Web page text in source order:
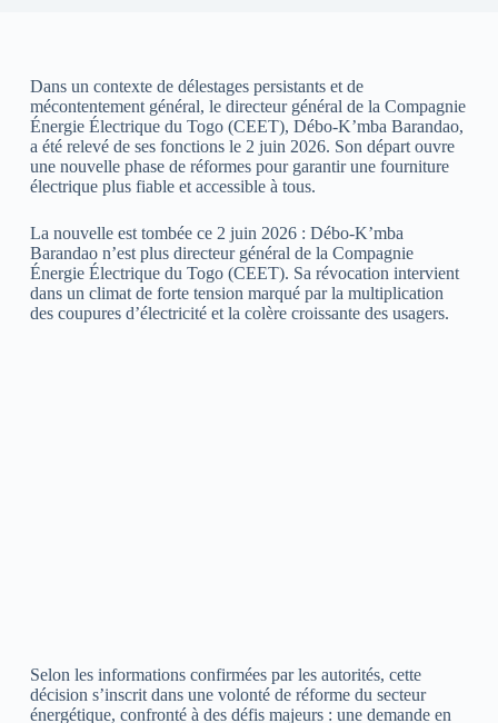
Dans un contexte de délestages persistants et de
mécontentement général, le directeur général de la Compagnie
Énergie Électrique du Togo (CEET), Débo-K’mba Barandao,
a été relevé de ses fonctions le 2 juin 2026. Son départ ouvre
une nouvelle phase de réformes pour garantir une fourniture
électrique plus fiable et accessible à tous.
La nouvelle est tombée ce 2 juin 2026 : Débo-K’mba
Barandao n’est plus directeur général de la Compagnie
Énergie Électrique du Togo (CEET). Sa révocation intervient
dans un climat de forte tension marqué par la multiplication
des coupures d’électricité et la colère croissante des usagers.
Selon les informations confirmées par les autorités, cette
décision s’inscrit dans une volonté de réforme du secteur
énergétique, confronté à des défis majeurs : une demande en